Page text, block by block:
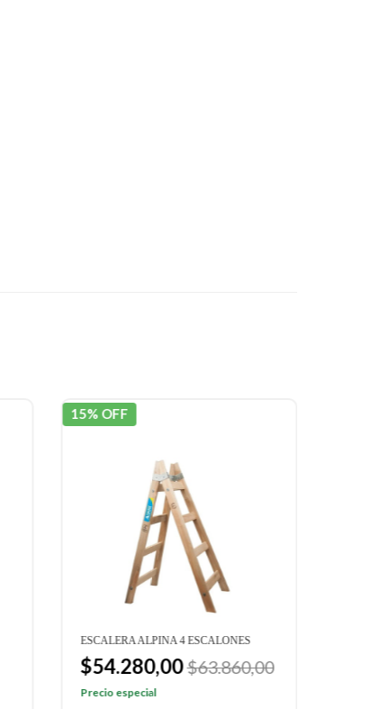
15% OFF
ESCALERA ALPINA 4 ESCALONES
$54.280,00$63.860,00
Precio especial